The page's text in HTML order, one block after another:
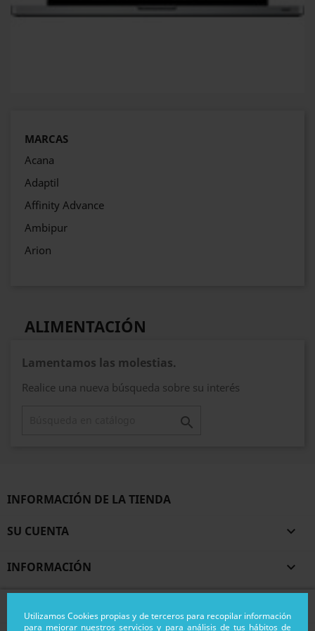
Utilizamos Cookies propias y de terceros para recopilar información
para mejorar nuestros servicios y para análisis de tus hábitos de
MARCAS
Acana
Adaptil
Affinity Advance
Ambipur
Arion
ALIMENTACIÓN
Lamentamos las molestias.
Realice una nueva búsqueda sobre su interés

INFORMACIÓN DE LA TIENDA
SU CUENTA 
INFORMACIÓN 